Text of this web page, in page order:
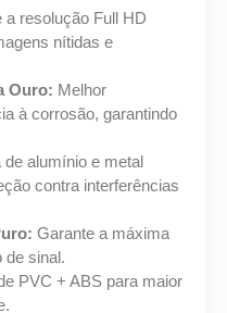
a resolução Full HD
nítidas e
Ouro: Melhor
à corrosão, garantindo
de alumínio e metal
contra interferências
Garante a máxima
de sinal.
PVC + ABS para maior